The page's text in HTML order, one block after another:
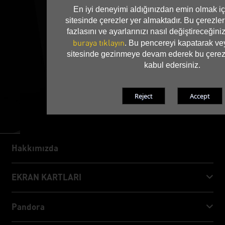
En iyi deneyimi aldığınızdan emin olmak
sitesinde çerezler yer almaktadır. Bu
fazlasını ve ayarlarınızı nasıl
buraya tıklayın. Bu pencereyi kapatarak
sitesinde gezinmeye devam ederek bu
kabul edersiniz.
Hakkımızda
Hakkımızda
EKRAN KARTLARI
GeForce RTX™ 40 Series
Pandora